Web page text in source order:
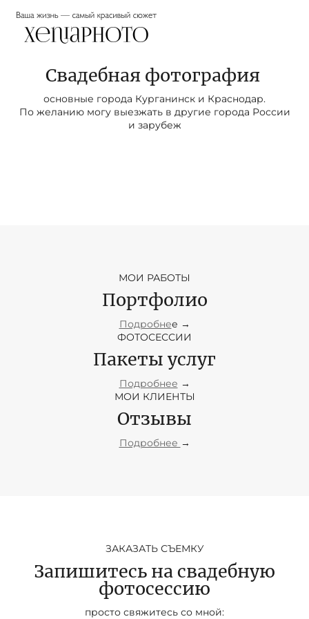
Свадебная фотография
основные города Курганинск и Краснодар.
По желанию могу выезжать в другие города России
и зарубеж
МОИ РАБОТЫ
Портфолио
Подробнее →
ФОТОСЕССИИ
Пакеты услуг
Подробнее →
МОИ КЛИЕНТЫ
Отзывы
Подробнее →
ЗАКАЗАТЬ СЪЕМКУ
Запишитесь на свадебную
фотосессию
просто свяжитесь со мной: